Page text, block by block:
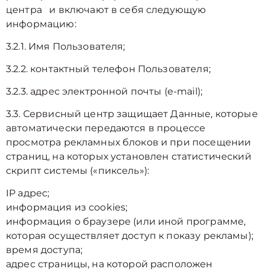
центра и включают в себя следующую
информацию:
3.2.1. Имя Пользователя;
3.2.2. контактный телефон Пользователя;
3.2.3. адрес электронной почты (e-mail);
3.3. Сервисный центр защищает Данные, которые
автоматически передаются в процессе
просмотра рекламных блоков и при посещении
страниц, на которых установлен статистический
скрипт системы («пиксель»):
IP адрес;
информация из cookies;
информация о браузере (или иной программе,
которая осуществляет доступ к показу рекламы);
время доступа;
адрес страницы, на которой расположен